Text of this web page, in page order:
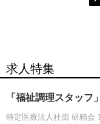
求人特集
「福祉調理スタッフ
特定医療法人社団 研精会